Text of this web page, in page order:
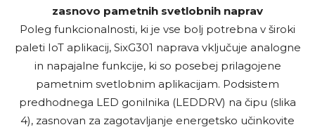
zasnovo pametnih svetlobnih naprav
Poleg funkcionalnosti, ki je vse bolj potrebna v široki
paleti IoT aplikacij, SixG301 naprava vključuje analogne
in napajalne funkcije, ki so posebej prilagojene
pametnim svetlobnim aplikacijam. Podsistem
predhodnega LED gonilnika (LEDDRV) na čipu (slika
4), zasnovan za zagotavljanje energetsko učinkovite